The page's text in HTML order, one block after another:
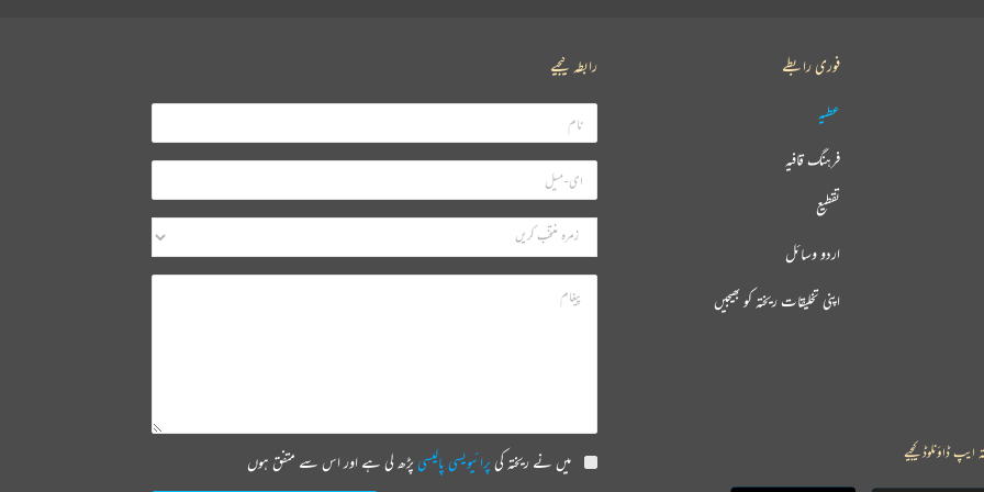
فوری رابطے
عطیہ
فرہنگ قافیہ
تقطیع
اردو وسائل
اپنی تخلیقات ریختہ کو بھیجیں
رابطہ کیجیے
میں نے ریختہ کیپرائیویسی پالیسیپڑھ لی ہے اور اس سے متفق ہوں ایپ ڈاؤنلوڈ کیجیے